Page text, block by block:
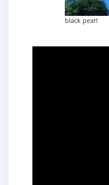
black pearl